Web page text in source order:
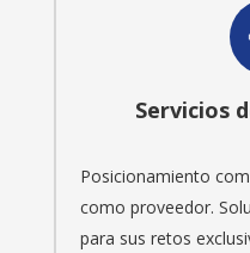
Servicios
Posicionamiento
como proveedor.
para sus retos